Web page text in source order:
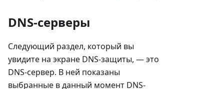
DNS-серверы
Следующий раздел, который вы
увидите на экране DNS-защиты, — это
DNS-сервер. В ней показаны
выбранные в данный момент DNS-